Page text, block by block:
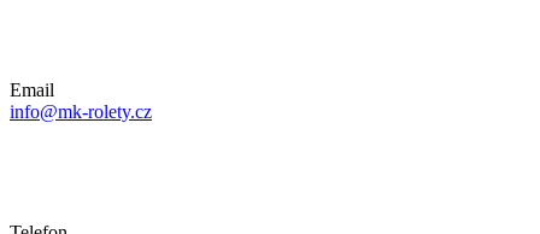
Email
info@mk-rolety.cz